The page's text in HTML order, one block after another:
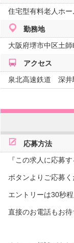
住宅型有料老人ホー
勤務地
大阪府堺市中区土
アクセス
泉北高速鉄道 深
応募方法
『この求人に応募す
ボタンよりご応募く
エントリーは30秒
直接のお電話もお待